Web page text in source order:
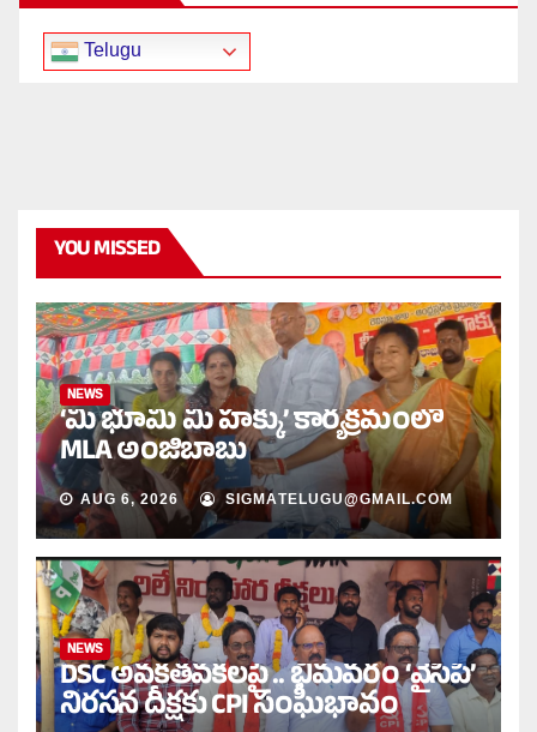
Telugu
YOU MISSED
NEWS
‘మీ భూమి మీ హక్కు’ కార్యక్రమంలో
MLA అంజిబాబు
AUG 6, 2026 SIGMATELUGU@GMAIL.COM
NEWS
DSC అవకతవకలపై .. భీమవరం ‘వైసీపీ’
నిరసన దీక్షకు CPI సంఘీభావం